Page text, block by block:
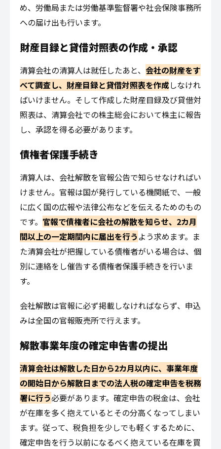
め、労働局または労働基準監督署や社会保険事務所
への届け出も行います。
財産目録と貸借対照表の作成・承認
清算会社の清算人は就任したあと、 会社の財産をす
べて調査し、財産目録と貸借対照表を作成しなけれ
ばいけません。そして作成した財産目録及び貸借対
照表は、清算会社での株主総会において株主に報告
し、承認を得る必要があります。
債権者保護手続き
清算人は、会社解散を官報公告で知らせなければい
けません。官報は国が発行している機関紙で、一般
に広く国の広報や法律公布などを伝えるためのもの
です。 官報で債権者に会社の解散を知らせ、2カ月
間以上の一定期間内に届出を行うよう求めます。ま
た清算会社が把握している債権者がいる場合は、個
別に連絡をし催告する債権者保護手続きを行いま
す。
会社解散は官報に必ず掲載しなければならず、申込
みは全国の官報販売所で行えます。
解散事業年度の確定申告書の提出
清算会社は解散した日から2カ月以内に、事業年度
の開始日から解散日までの法人税の確定申告を税務
署に行う必要があります。確定申告の税金は、会社
が在庫を多く抱えているとその分高くなってしまい
ます。従って、税負担を少しでも軽くするために、
確定申告を行う以前になるべく抱えている在庫を買